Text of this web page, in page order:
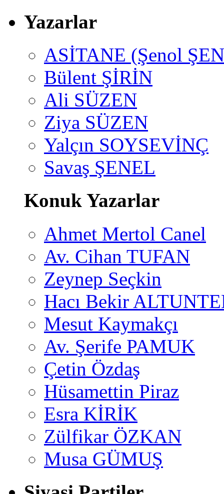
Yazarlar
ASİTANE (Şenol
Bülent ŞİRİN
Ali SÜZEN
Ziya SÜZEN
Yalçın SOYSEVİNÇ
Savaş ŞENEL
Konuk Yazarlar
Ahmet Mertol Canel
Av. Cihan TUFAN
Zeynep Seçkin
Hacı Bekir
Mesut Kaymakçı
Av. Şerife PAMUK
Çetin Özdaş
Hüsamettin Piraz
Esra KİRİK
Zülfikar ÖZKAN
Musa GÜMUŞ